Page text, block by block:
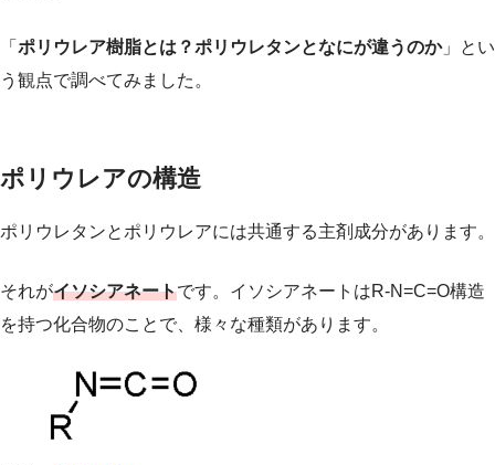
「 ポリウレア樹脂とは？ポリウレタンとなにが違うのか」とい
う観点で調べてみました。
ポリウレアの構造
ポリウレタンとポリウレアには共通する主剤成分があります。
それがイソシアネートです。イソシアネートはR-N=C=O構造
を持つ化合物のことで、様々な種類があります。